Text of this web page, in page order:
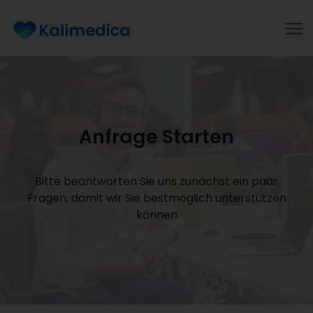
Anfrage Starten
Bitte beantworten Sie uns zunächst ein paar
Fragen, damit wir Sie bestmöglich unterstützen
können